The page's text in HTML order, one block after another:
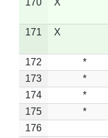
171 X
172 *
173
*
174
*
175
*
176